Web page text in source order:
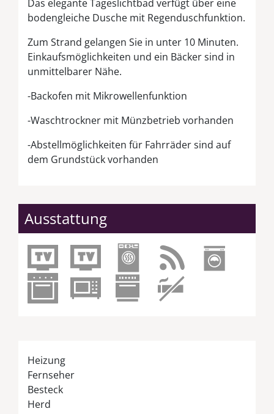
Das elegante Tageslichtbad verfügt über eine
bodengleiche Dusche mit Regenduschfunktion.
Zum Strand gelangen Sie in unter 10 Minuten.
Einkaufsmöglichkeiten und ein Bäcker sind in
unmittelbarer Nähe.
-Backofen mit Mikrowellenfunktion
-Waschtrockner mit Münzbetrieb vorhanden
-Abstellmöglichkeiten für Fahrräder sind auf
dem Grundstück vorhanden
Ausstattung
Heizung
Fernseher
Besteck
Herd